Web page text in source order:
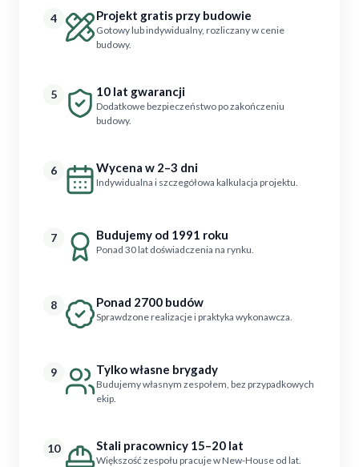
4 Projekt gratis przy budowie
Gotowy lub indywidualny, rozliczany w cenie
budowy.
5 10 lat gwarancji
Dodatkowe bezpieczeństwo po zakończeniu
budowy.
6 Wycena w 2–3 dni
Indywidualna i szczegółowa kalkulacja projektu.
7 Budujemy od 1991 roku
Ponad 30 lat doświadczenia na rynku.
8 Ponad 2700 budów
Sprawdzone realizacje i praktyka wykonawcza.
9 Tylko własne brygady
Budujemy własnym zespołem, bez przypadkowych
ekip.
10 Stali pracownicy 15–20 lat
Większość zespołu pracuje w New-House od lat.